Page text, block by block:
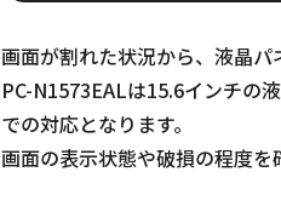
画面が割れた状況から、液晶パ
PC-N1573EALは15.6インチの
での対応となります。
画面の表示状態や破損の程度